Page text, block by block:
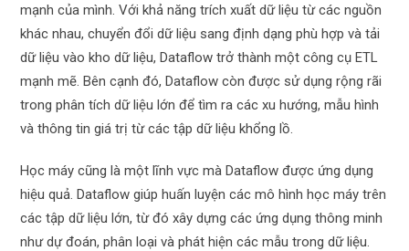
mạnh của mình. Với khả năng trích xuất dữ liệu từ các nguồn
khác nhau, chuyển đổi dữ liệu sang định dạng phù hợp và tải
dữ liệu vào kho dữ liệu, Dataflow trở thành một công cụ ETL
mạnh mẽ. Bên cạnh đó, Dataflow còn được sử dụng rộng rãi
trong phân tích dữ liệu lớn để tìm ra các xu hướng, mẫu hình
và thông tin giá trị từ các tập dữ liệu khổng lồ.
Học máy cũng là một lĩnh vực mà Dataflow được ứng dụng
hiệu quả. Dataflow giúp huấn luyện các mô hình học máy trên
các tập dữ liệu lớn, từ đó xây dựng các ứng dụng thông minh
như dự đoán, phân loại và phát hiện các mẫu trong dữ liệu.